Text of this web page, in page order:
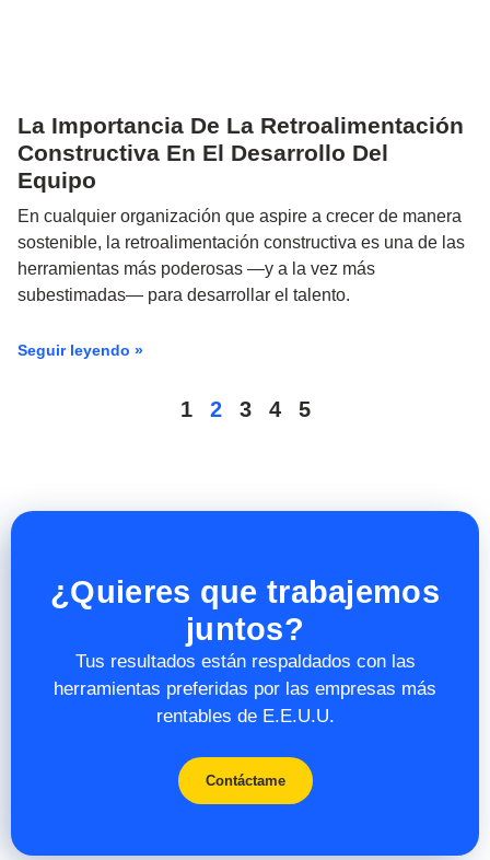
La Importancia De La Retroalimentación
Constructiva En El Desarrollo Del
Equipo
En cualquier organización que aspire a crecer de manera
sostenible, la retroalimentación constructiva es una de las
herramientas más poderosas —y a la vez más
subestimadas— para desarrollar el talento.
Seguir leyendo »
1 2 3 4 5
¿Quieres que trabajemos
juntos?
Tus resultados están respaldados con las
herramientas preferidas por las empresas más
rentables de E.E.U.U.
Contáctame